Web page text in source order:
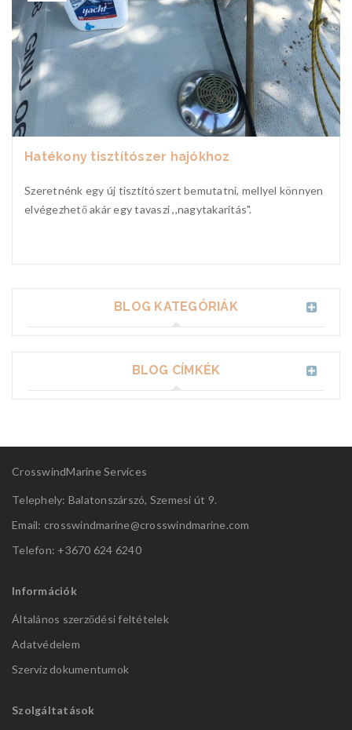
Hatékony tisztítószer hajókhoz
Szeretnénk egy új tisztítószert bemutatni, mellyel könnyen
elvégezhető akár egy tavaszi ,,nagytakarítás".
BLOG KATEGÓRIÁK
BLOG CÍMKÉK
CrosswindMarine Services
Telephely: Balatonszárszó, Szemesi út 9.
Email: crosswindmarine@crosswindmarine.com
Telefon: +3670 624 6240
Információk
Általános szerződési feltételek
Adatvédelem
Szerviz dokumentumok
Szolgáltatások